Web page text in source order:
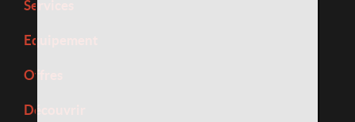
Services
Equipement
Offres
Découvrir